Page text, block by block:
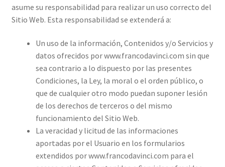
asume su responsabilidad para realizar un uso correcto del
Sitio Web. Esta responsabilidad se extenderá a:
Un uso de la información, Contenidos y/o Servicios y
datos ofrecidos por www.francodavinci.com sin que
sea contrario a lo dispuesto por las presentes
Condiciones, la Ley, la moral o el orden público, o
que de cualquier otro modo puedan suponer lesión
de los derechos de terceros o del mismo
funcionamiento del Sitio Web.
La veracidad y licitud de las informaciones
aportadas por el Usuario en los formularios
extendidos por www.francodavinci.com para el